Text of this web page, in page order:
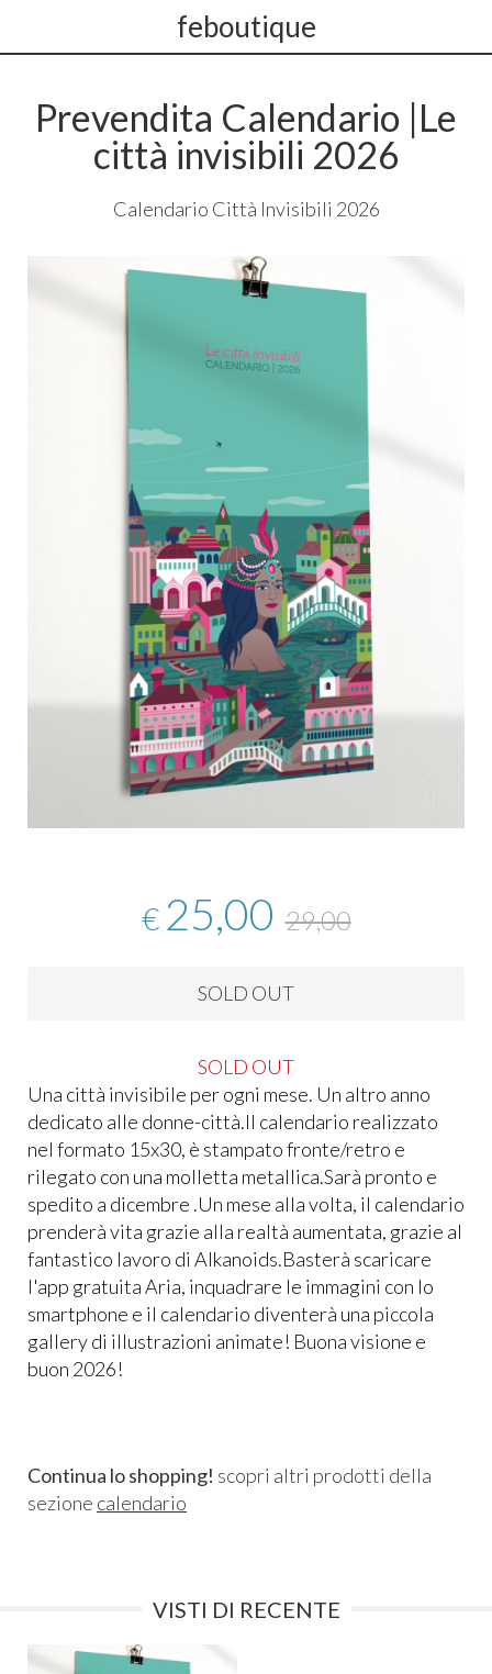
feboutique
Prevendita Calendario |Le
città invisibili 2026
Calendario Città Invisibili 2026
€ 25,00 29,00
SOLD OUT
SOLD OUT
Una città invisibile per ogni mese. Un altro anno
dedicato alle donne-città.Il calendario realizzato
nel formato 15x30, è stampato fronte/retro e
rilegato con una molletta metallica.Sarà pronto e
spedito a dicembre .Un mese alla volta, il calendario
prenderà vita grazie alla realtà aumentata, grazie al
fantastico lavoro di Alkanoids.Basterà scaricare
l'app gratuita Aria, inquadrare le immagini con lo
smartphone e il calendario diventerà una piccola
gallery di illustrazioni animate! Buona visione e
buon 2026!
Continua lo shopping! scopri altri prodotti della
sezione calendario
VISTI DI RECENTE